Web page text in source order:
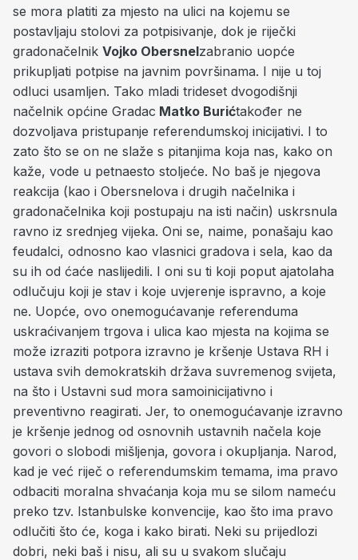
se mora platiti za mjesto na ulici na kojemu se
postavljaju stolovi za potpisivanje, dok je riječki
gradonačelnik Vojko Obersnelzabranio uopće
prikupljati potpise na javnim površinama. I nije u toj
odluci usamljen. Tako mladi trideset dvogodišnji
načelnik općine Gradac Matko Burićtakođer ne
dozvoljava pristupanje referendumskoj inicijativi. I to
zato što se on ne slaže s pitanjima koja nas, kako on
kaže, vode u petnaesto stoljeće. No baš je njegova
reakcija (kao i Obersnelova i drugih načelnika i
gradonačelnika koji postupaju na isti način) uskrsnula
ravno iz srednjeg vijeka. Oni se, naime, ponašaju kao
feudalci, odnosno kao vlasnici gradova i sela, kao da
su ih od ćaće naslijedili. I oni su ti koji poput ajatolaha
odlučuju koji je stav i koje uvjerenje ispravno, a koje
ne. Uopće, ovo onemogućavanje referenduma
uskraćivanjem trgova i ulica kao mjesta na kojima se
može izraziti potpora izravno je kršenje Ustava RH i
ustava svih demokratskih država suvremenog svijeta,
na što i Ustavni sud mora samoinicijativno i
preventivno reagirati. Jer, to onemogućavanje izravno
je kršenje jednog od osnovnih ustavnih načela koje
govori o slobodi mišljenja, govora i okupljanja. Narod,
kad je već riječ o referendumskim temama, ima pravo
odbaciti moralna shvaćanja koja mu se silom nameću
preko tzv. Istanbulske konvencije, kao što ima pravo
odlučiti što će, koga i kako birati. Neki su prijedlozi
dobri, neki baš i nisu, ali su u svakom slučaju